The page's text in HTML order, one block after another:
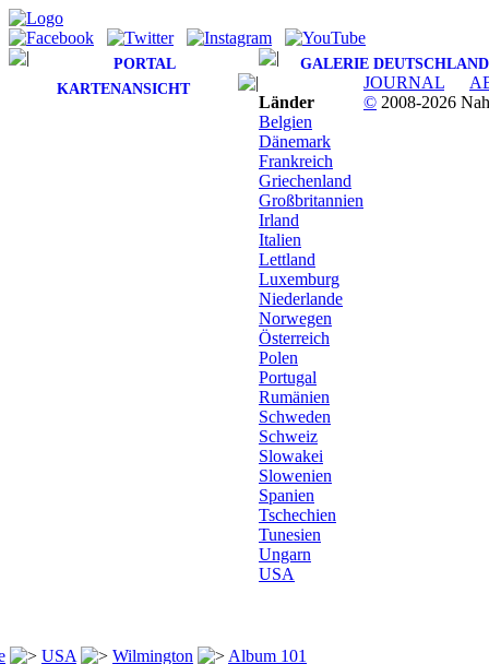
PORTAL
GALERIE DEUTSCHLAND
KARTENANSICHT
Länder
Belgien
Dänemark
Frankreich
Griechenland
Großbritannien
Irland
Italien
Lettland
Luxemburg
Niederlande
Norwegen
Österreich
Polen
Portugal
Rumänien
Schweden
Schweiz
Slowakei
Slowenien
Spanien
Tschechien
Tunesien
Ungarn
USA
USA Wilmington Album 101
JOURNAL
© 2008-2026